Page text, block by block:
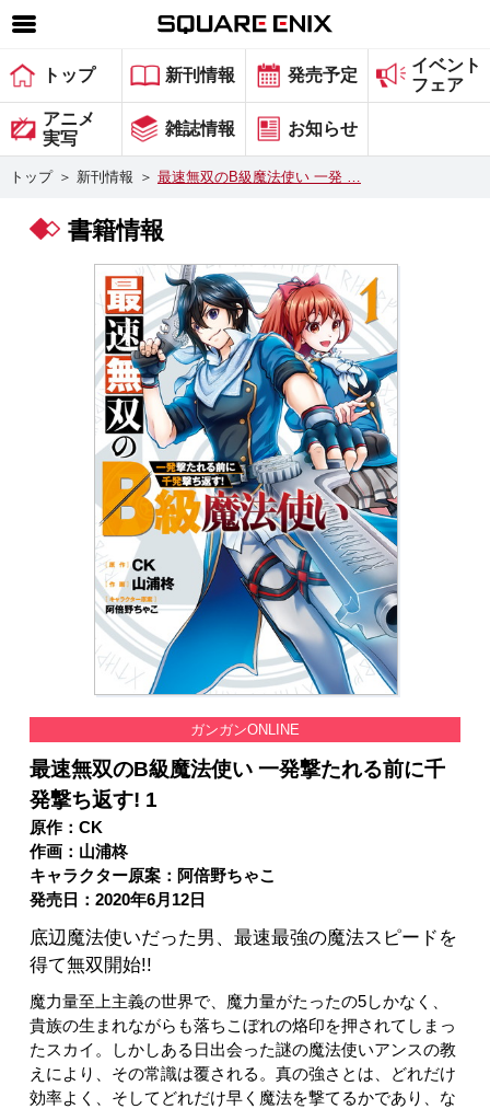
SQUARE ENIX 公式サイトメニュー
ゲーム
マガジン＆ブックス
グッズ
会社情報 採用情報
スクウェア・エニックス サイト内検索
トップ 新刊情報 発売予定
イベント
フェア
アニメ
実写
雑誌情報 お知らせ
トップ ＞ 新刊情報 ＞ 最速無双のB級魔法使い 一発 …
書籍情報
ガンガンONLINE
最速無双のB級魔法使い 一発撃たれる前に千
発撃ち返す! 1
原作：CK
作画：山浦柊
キャラクター原案：阿倍野ちゃこ
発売日：2020年6月12日
底辺魔法使いだった男、最速最強の魔法スピードを
得て無双開始!!
魔力量至上主義の世界で、魔力量がたったの5しかなく、
貴族の生まれながらも落ちこぼれの烙印を押されてしまっ
たスカイ。しかしある日出会った謎の魔法使いアンスの教
えにより、その常識は覆される。真の強さとは、どれだけ
効率よく、そしてどれだけ早く魔法を撃てるかであり、な